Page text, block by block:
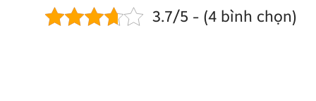
3.7/5 - (4 bình chọn)